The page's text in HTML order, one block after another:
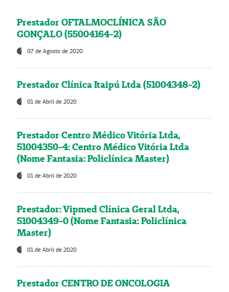
Prestador OFTALMOCLÍNICA SÃO
GONÇALO (55004164-2)
07 de Agosto de 2020
Prestador Clínica Itaipú Ltda (51004348-2)
01 de Abril de 2020
Prestador Centro Médico Vitória Ltda,
51004350-4: Centro Médico Vitória Ltda
(Nome Fantasia: Policlínica Master)
01 de Abril de 2020
Prestador: Vipmed Clínica Geral Ltda,
51004349-0 (Nome Fantasia: Policlínica
Master)
01 de Abril de 2020
Prestador CENTRO DE ONCOLOGIA